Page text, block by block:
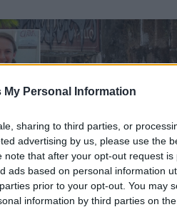
My Personal Information
sharing to third parties, or
advertising by us, please use the
note that after your opt-out request
ads based on personal information
prior to your opt-out. You may
information by third parties on the